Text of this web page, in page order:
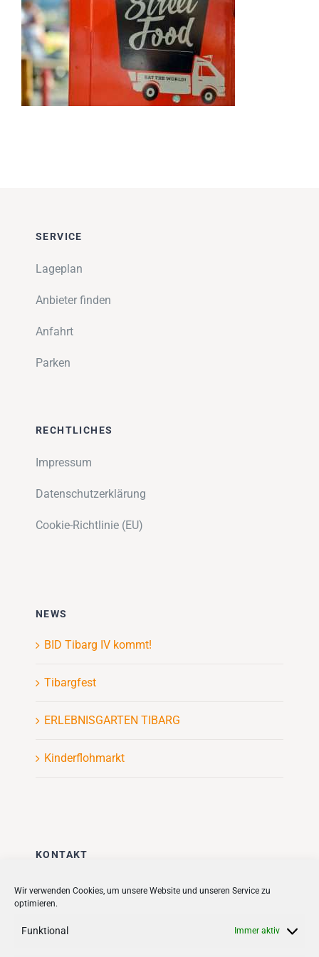
Wir verwenden Cookies, um unsere Website und unseren Service zu
optimieren.
Funktional Immer aktiv
Impressionen
Über uns
SUCHE
SERVICE
Lageplan
Anbieter finden
Anfahrt
Parken
RECHTLICHES
Impressum
Datenschutzerklärung
Cookie-Richtlinie (EU)
NEWS
BID Tibarg IV kommt!
Tibargfest
ERLEBNISGARTEN TIBARG
Kinderflohmarkt
KONTAKT
Stadt + Handel City- und
Quartiersmanagement